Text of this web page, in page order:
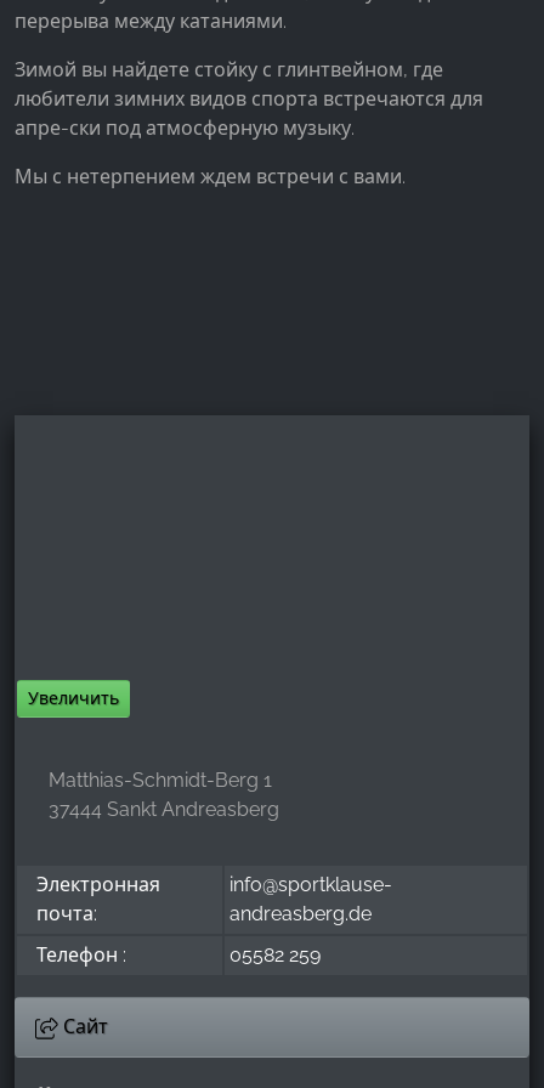
перерыва между катаниями.
Зимой вы найдете стойку с глинтвейном, где
любители зимних видов спорта встречаются для
апре-ски под атмосферную музыку.
Мы с нетерпением ждем встречи с вами.
Увеличить
Matthias-Schmidt-Berg 1
37444 Sankt Andreasberg
Электронная
почта:
info@sportklause-
andreasberg.de
Телефон :
05582 259
Сайт
Facebook Pixel
Name:
_fbp, fr, _fbq, fbq
Provider:
Facebook Ireland Ltd.
СТАТИСТИКА
Provider:
Purpose:
Сбор статистических данных об использовании
Cookie duration:
24 часа - 2 года